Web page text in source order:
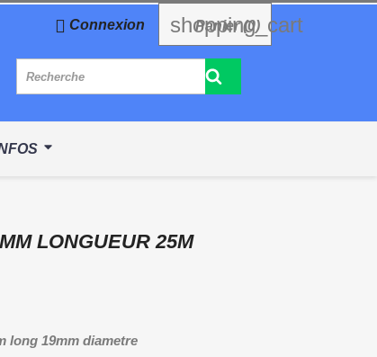
 Connexion shopping_cart
Panier (0)
LONGUEUR 25M
long 19mm diametre